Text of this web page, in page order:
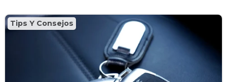
Tips Y Consejos